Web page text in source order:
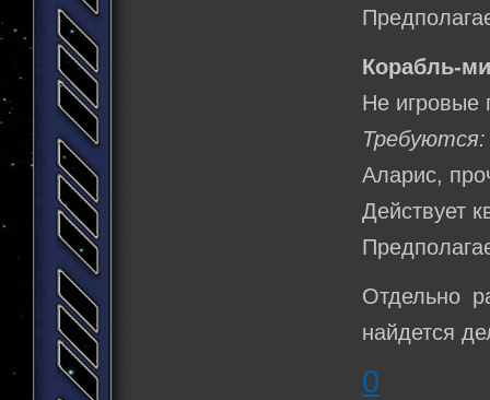
Корабль-
Не игровые
Требуются:
Аларис,
Действует
Отдельно
найдется
0